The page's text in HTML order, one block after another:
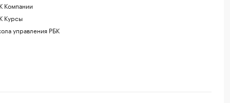
Компании
Курсы
управления РБК